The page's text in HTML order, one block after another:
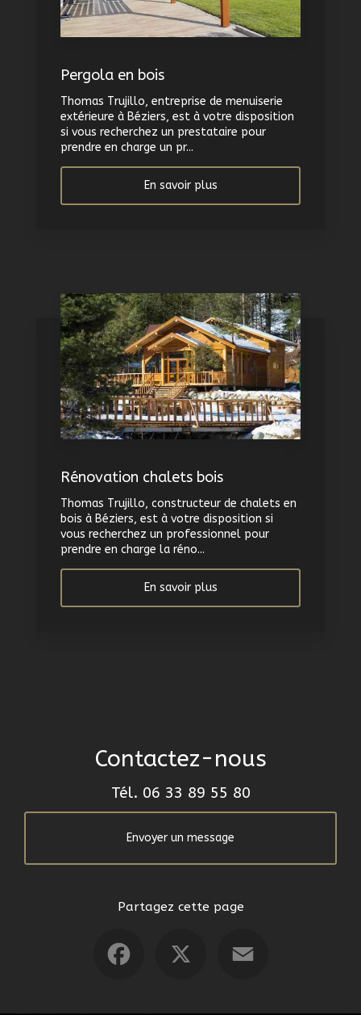
Pergola en bois
Thomas Trujillo, entreprise de menuiserie
extérieure à Béziers, est à votre disposition
si vous recherchez un prestataire pour
prendre en charge un pr...
En savoir plus
Rénovation chalets bois
Thomas Trujillo, constructeur de chalets en
bois à Béziers, est à votre disposition si
vous recherchez un professionnel pour
prendre en charge la réno...
En savoir plus
Contactez-nous
Tél. 06 33 89 55 80
Envoyer un message
Partagez cette page